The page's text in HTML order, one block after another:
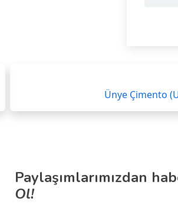
Ünye Çimento
Paylaşımlarımızdan
Ol!